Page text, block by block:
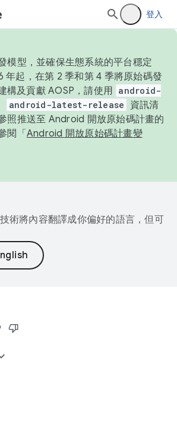
登入
模型，並確保生態系統的平台穩定
年起，在第 2 季和第 4 季將原始碼發
構及貢獻 AOSP，請使用 android-
android-latest-release
資訊清
照推送至 Android 開放原始碼計畫的
閱「 Android 開放原始碼計畫變
術將內容翻譯成你偏好的語言，但可